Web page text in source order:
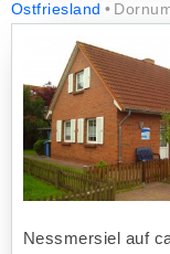
Ostfriesland
Nessmersiel auf